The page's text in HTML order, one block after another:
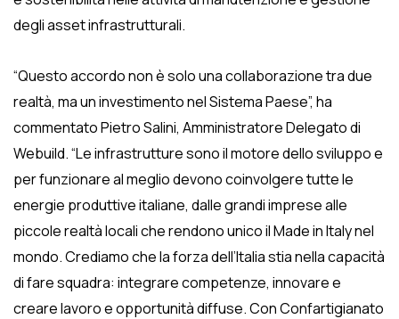
degli asset infrastrutturali.
“Questo accordo non è solo una collaborazione tra due
realtà, ma un investimento nel Sistema Paese”, ha
commentato Pietro Salini, Amministratore Delegato di
Webuild. “Le infrastrutture sono il motore dello sviluppo e
per funzionare al meglio devono coinvolgere tutte le
energie produttive italiane, dalle grandi imprese alle
piccole realtà locali che rendono unico il Made in Italy nel
mondo. Crediamo che la forza dell’Italia stia nella capacità
di fare squadra: integrare competenze, innovare e
creare lavoro e opportunità diffuse. Con Confartigianato